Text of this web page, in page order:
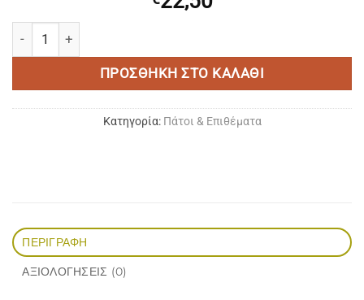
HERBI FEET Υποπτέρνιο Σιλικόνης HF 6012 Medium ποσότητα
ΠΡΟΣΘΉΚΗ ΣΤΟ ΚΑΛΆΘΙ
Κατηγορία: Πάτοι & Επιθέματα
ΠΕΡΙΓΡΑΦΉ
ΑΞΙΟΛΟΓΉΣΕΙΣ (0)